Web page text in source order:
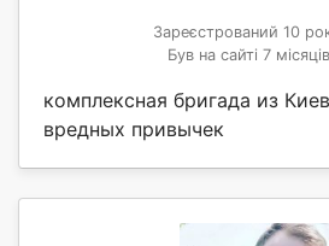
Зареєстрований 10
Був на сайті 7
комплексная бригада из
вредных привычек